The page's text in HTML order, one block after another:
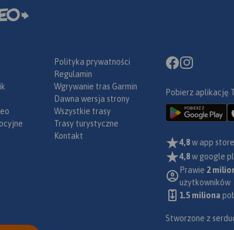
Polityka prywatności
Regulamin
Wgrywanie tras Garmin
Dawna wersja strony
Wszystkie trasy
Trasy turystyczne
Kontakt
Pobierz aplikację
4,8w app store
4,8w google
Prawie 2
użytkowników
1.5 miliona
Stworzone z